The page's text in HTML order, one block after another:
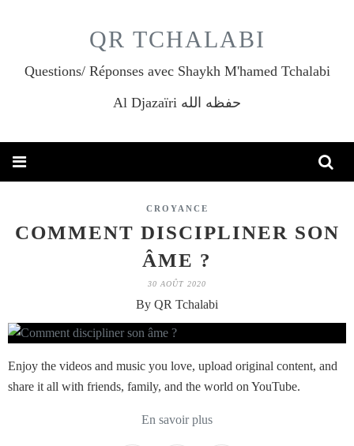
QR TCHALABI
Questions/ Réponses avec Shaykh M'hamed Tchalabi
Al Djazaïri حفظه الله
CROYANCE
COMMENT DISCIPLINER SON
ÂME ?
30 AOÛT 2020
By QR Tchalabi
Enjoy the videos and music you love, upload original content, and
share it all with friends, family, and the world on YouTube.
En savoir plus